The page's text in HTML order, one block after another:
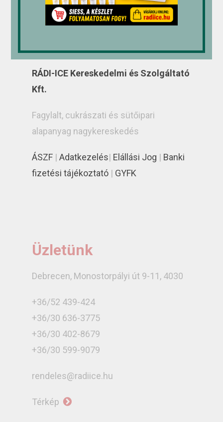
RÁDI-ICE Kereskedelmi és Szolgáltató
Kft.
Fagylalt, cukrászati és sütőipari
alapanyag nagykereskedés
ÁSZF | Adatkezelés| Elállási Jog | Banki
fizetési tájékoztató | GYFK
Üzletünk
Debrecen, Monostorpályi út 9-11, 4030
+36/52 439-424
+36/30 636-3775
+36/30 402-8679
+36/30 599-9079
rendeles@radiice.hu
Térkép